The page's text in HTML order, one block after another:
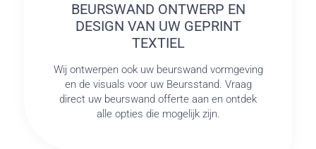
BEURSWAND ONTWERP EN
DESIGN VAN UW GEPRINT
TEXTIEL
Wij ontwerpen ook uw beurswand vormgeving
en de visuals voor uw Beursstand. Vraag
direct uw beurswand offerte aan en ontdek
alle opties die mogelijk zijn.